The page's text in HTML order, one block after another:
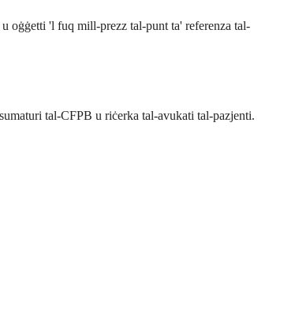
oġġetti 'l fuq mill-prezz tal-punt ta' referenza tal-
tal-CFPB u riċerka tal-avukati tal-pazjenti.